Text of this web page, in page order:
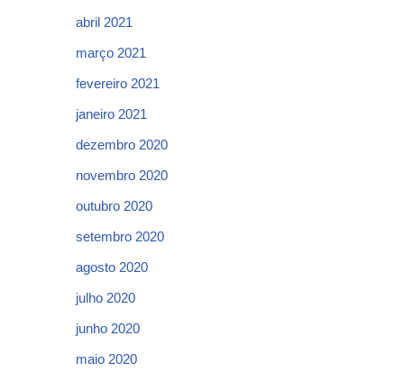
abril 2021
março 2021
fevereiro 2021
janeiro 2021
dezembro 2020
novembro 2020
outubro 2020
setembro 2020
agosto 2020
julho 2020
junho 2020
maio 2020